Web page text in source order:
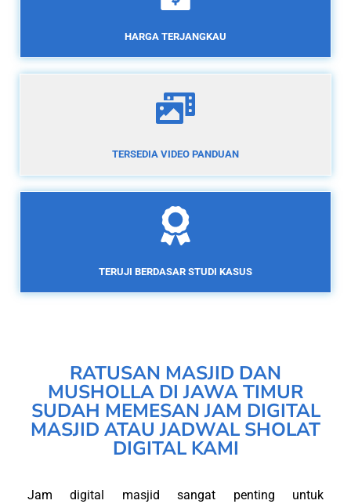
HARGA TERJANGKAU
TERSEDIA VIDEO PANDUAN
TERUJI BERDASAR STUDI KASUS
RATUSAN MASJID DAN
MUSHOLLA DI JAWA TIMUR
SUDAH MEMESAN JAM DIGITAL
MASJID ATAU JADWAL SHOLAT
DIGITAL KAMI
Jam digital masjid sangat penting untuk